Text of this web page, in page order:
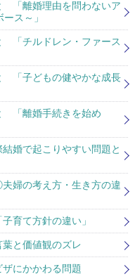
「離婚理由を問わないア
ス～」
「チルドレン・ファース
「子どもの健やかな成長
「離婚手続きを始め
婚で起こりやすい問題と
婦の考え方・生き方の違
育て方針の違い」
と価値観のズレ
にかかわる問題